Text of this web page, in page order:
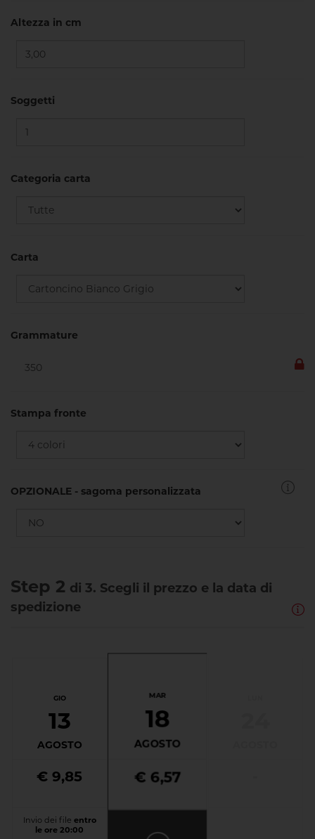
Altezza in cm
Soggetti
Categoria carta
Carta
Grammature
Stampa fronte
OPZIONALE - sagoma personalizzata
Step 2 di 3. Scegli il prezzo e la data di
spedizione
GIO
13
AGOSTO
€ 9,85
Invio dei file entro
le ore 20:00
MAR
18
AGOSTO
€ 6,57